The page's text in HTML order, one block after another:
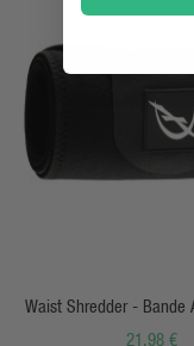
Waist Shredder - Bande
Abdominale Néoprène Haute
21,98 €